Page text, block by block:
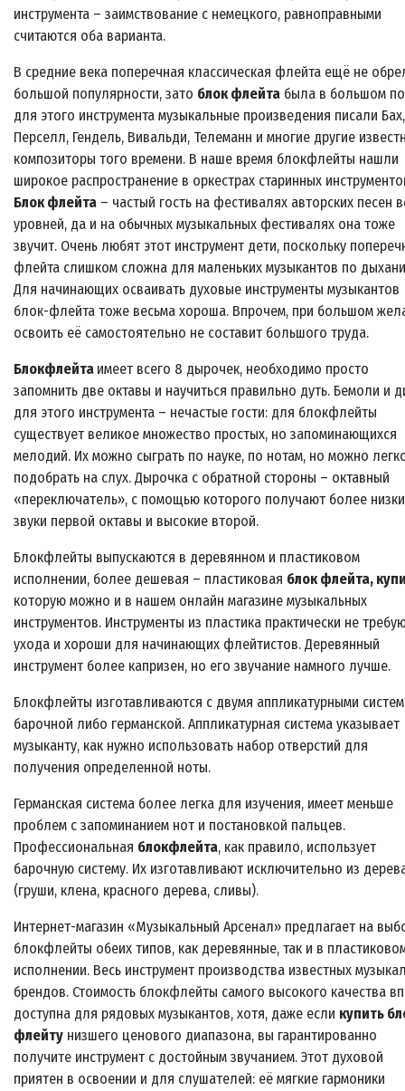
инструмента – заимствование с немецкого, равноправными
считаются оба варианта.
В средние века поперечная классическая флейта ещё не
большой популярности, зато блок флейта была в большом
для этого инструмента музыкальные произведения писали Бах,
Перселл, Гендель, Вивальди, Телеманн и многие другие
композиторы того времени. В наше время блокфлейты нашли
широкое распространение в оркестрах старинных
Блок флейта – частый гость на фестивалях авторских песен
уровней, да и на обычных музыкальных фестивалях она тоже
звучит. Очень любят этот инструмент дети, поскольку
флейта слишком сложна для маленьких музыкантов по
Для начинающих осваивать духовые инструменты музыкантов
блок-флейта тоже весьма хороша. Впрочем, при большом
освоить её самостоятельно не составит большого труда.
Блокфлейта имеет всего 8 дырочек, необходимо просто
запомнить две октавы и научиться правильно дуть. Бемоли и
для этого инструмента – нечастые гости: для блокфлейты
существует великое множество простых, но запоминающихся
мелодий. Их можно сыграть по науке, по нотам, но можно
подобрать на слух. Дырочка с обратной стороны – октавный
«переключатель», с помощью которого получают более
звуки первой октавы и высокие второй.
Блокфлейты выпускаются в деревянном и пластиковом
исполнении, более дешевая – пластиковая блок флейта,
которую можно и в нашем онлайн магазине музыкальных
инструментов. Инструменты из пластика практически не
ухода и хороши для начинающих флейтистов. Деревянный
инструмент более капризен, но его звучание намного лучше.
Блокфлейты изготавливаются с двумя аппликатурными
барочной либо германской. Аппликатурная система указывает
музыканту, как нужно использовать набор отверстий для
получения определенной ноты.
Германская система более легка для изучения, имеет меньше
проблем с запоминанием нот и постановкой пальцев.
Профессиональная блокфлейта, как правило, использует
барочную систему. Их изготавливают исключительно из
(груши, клена, красного дерева, сливы).
Интернет-магазин «Музыкальный Арсенал» предлагает на
блокфлейты обеих типов, как деревянные, так и в
исполнении. Весь инструмент производства известных
брендов. Стоимость блокфлейты самого высокого качества
доступна для рядовых музыкантов, хотя, даже если купить
флейту низшего ценового диапазона, вы гарантированно
получите инструмент с достойным звучанием. Этот духовой
приятен в освоении и для слушателей: её мягкие гармоники